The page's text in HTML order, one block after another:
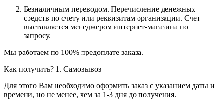
Безналичным переводом. Перечисление денежных
средств по счету или реквизитам организации. Счет
выставляется менеджером интернет-магазина по
запросу.
Мы работаем по 100% предоплате заказа.
Как получить? 1. Самовывоз
Для этого Вам необходимо оформить заказ с указанием даты и
времени, но не менее, чем за 1-3 дня до получения.